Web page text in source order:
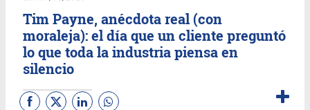
Tim Payne, anécdota real (con
moraleja): el día que un cliente preguntó
lo que toda la industria piensa en
silencio